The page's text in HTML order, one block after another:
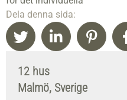
Dela denna sida:
12 hus
Malmö, Sverige